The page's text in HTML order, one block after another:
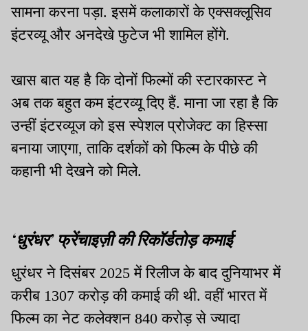
सामना करना पड़ा. इसमें कलाकारों के एक्सक्लूसिव
इंटरव्यू और अनदेखे फुटेज भी शामिल होंगे.
खास बात यह है कि दोनों फिल्मों की स्टारकास्ट ने
अब तक बहुत कम इंटरव्यू दिए हैं. माना जा रहा है कि
उन्हीं इंटरव्यूज को इस स्पेशल प्रोजेक्ट का हिस्सा
बनाया जाएगा, ताकि दर्शकों को फिल्म के पीछे की
कहानी भी देखने को मिले.
‘धुरंधर’ फ्रेंचाइज़ी की रिकॉर्डतोड़ कमाई
धुरंधर ने दिसंबर 2025 में रिलीज के बाद दुनियाभर में
करीब 1307 करोड़ की कमाई की थी. वहीं भारत में
फिल्म का नेट कलेक्शन 840 करोड़ से ज्यादा